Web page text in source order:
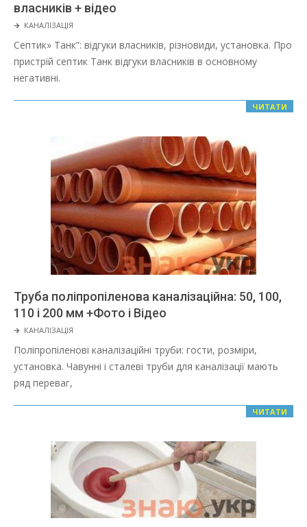
власників + відео
2022-
03-
08
🡲 КАНАЛІЗАЦІЯ
Септик» Танк”: відгуки власників, різновиди, установка. Про
пристрій септик Танк відгуки власників в основному
негативні.
ЧИТАТИ
Труба поліпропіленова каналізаційна: 50, 100,
110 і 200 мм +Фото і Відео
2022-
03-
08
🡲 КАНАЛІЗАЦІЯ
Поліпропіленові каналізаційні труби: гости, розміри,
установка. Чавунні і сталеві труби для каналізації мають
ряд переваг,
ЧИТАТИ